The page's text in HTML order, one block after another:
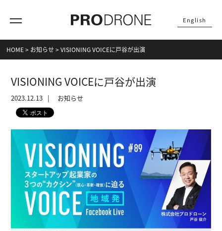
English
HOME> お知らせ >VISIONING VOICEに戸谷が出演
VISIONING VOICEに戸谷が出演
2023.12.13 お知らせ